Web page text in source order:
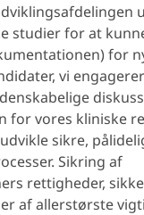
studier for at
for
vi
for vores kliniske
sikre,
Sikring af
rettigheder,
af allerstørste